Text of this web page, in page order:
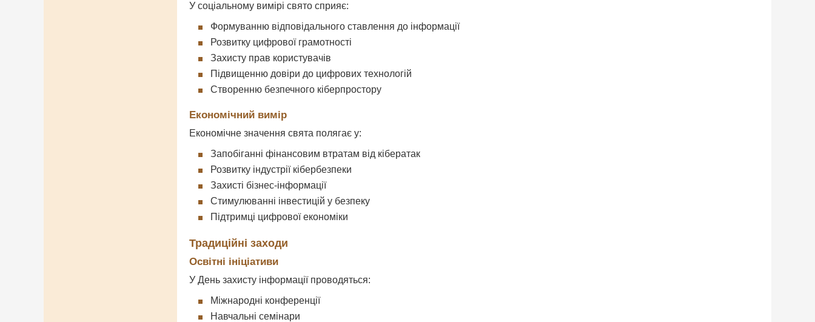
У соціальному вимірі свято сприяє:
Формуванню відповідального ставлення до інформації
Розвитку цифрової грамотності
Захисту прав користувачів
Підвищенню довіри до цифрових технологій
Створенню безпечного кіберпростору
Економічний вимір
Економічне значення свята полягає у:
Запобіганні фінансовим втратам від кібератак
Розвитку індустрії кібербезпеки
Захисті бізнес-інформації
Стимулюванні інвестицій у безпеку
Підтримці цифрової економіки
Традиційні заходи
Освітні ініціативи
У День захисту інформації проводяться:
Міжнародні конференції
Навчальні семінари